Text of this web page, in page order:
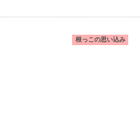
根っこの思い込み